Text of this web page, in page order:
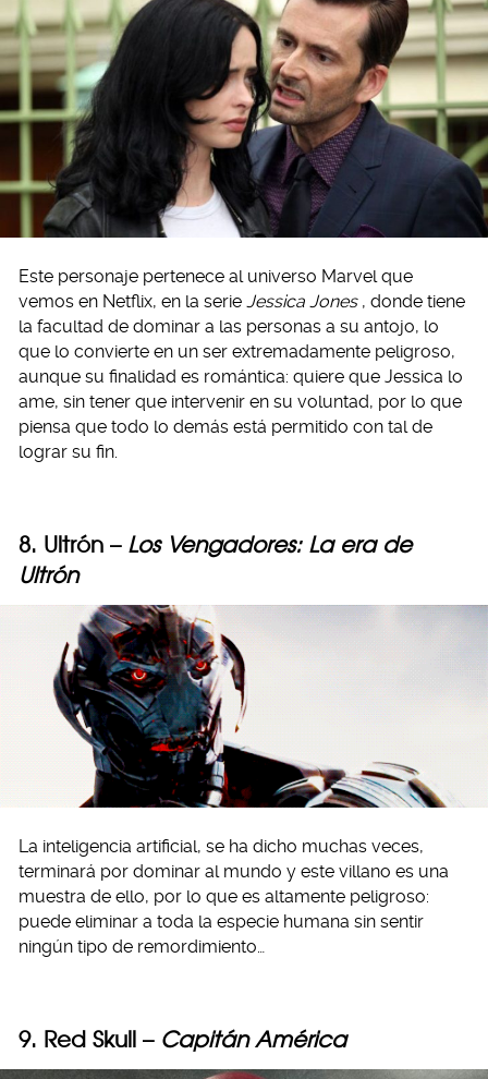
Este personaje pertenece al universo Marvel que
vemos en Netflix, en la serie Jessica Jones , donde tiene
la facultad de dominar a las personas a su antojo, lo
que lo convierte en un ser extremadamente peligroso,
aunque su finalidad es romántica: quiere que Jessica lo
ame, sin tener que intervenir en su voluntad, por lo que
piensa que todo lo demás está permitido con tal de
lograr su fin.
8. Ultrón – Los Vengadores: La era de
Ultrón
La inteligencia artificial, se ha dicho muchas veces,
terminará por dominar al mundo y este villano es una
muestra de ello, por lo que es altamente peligroso:
puede eliminar a toda la especie humana sin sentir
ningún tipo de remordimiento…
9. Red Skull – Capitán América